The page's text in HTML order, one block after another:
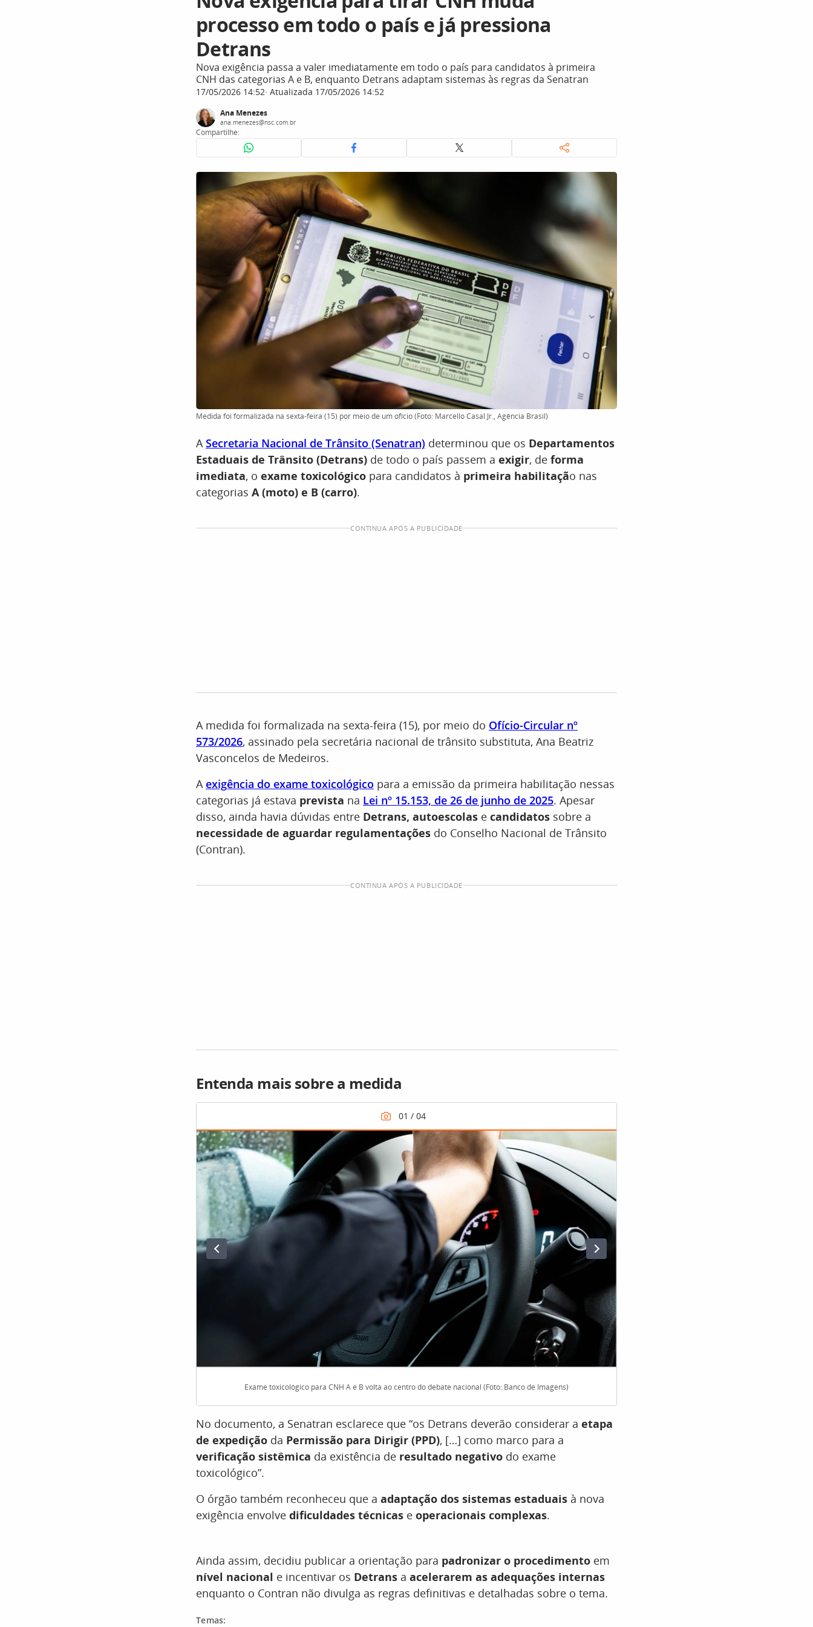
processo em todo o país e já pressiona
Detrans
Nova exigência passa a valer imediatamente em todo o país para candidatos à primeira
CNH das categorias A e B, enquanto Detrans adaptam sistemas às regras da Senatran
17/05/2026 14:52 Atualizada 17/05/2026 14:52
Ana Menezes
ana.menezes@nsc.com.br
Compartilhe:
Medida foi formalizada na sexta-feira (15) por meio de um ofício (Foto: Marcello Casal Jr., Agência Brasil)
ASecretaria Nacional de Trânsito (Senatran) determinou que os Departamentos
Estaduais de Trânsito (Detrans) de todo o país passem a exigir, de forma
imediata, o exame toxicológico para candidatos à primeira habilitação nas
categorias A (moto) e B (carro).
CONTINUA APÓS A PUBLICIDADE
A medida foi formalizada na sexta-feira (15), por meio do Ofício-Circular nº
573/2026, assinado pela secretária nacional de trânsito substituta, Ana Beatriz
Vasconcelos de Medeiros.
A exigência do exame toxicológico para a emissão da primeira habilitação nessas
categorias já estava prevista na Lei nº 15.153, de 26 de junho de 2025. Apesar
disso, ainda havia dúvidas entre Detrans, autoescolas e candidatos sobre a
necessidade de aguardar regulamentações do Conselho Nacional de Trânsito
(Contran).
CONTINUA APÓS A PUBLICIDADE
Entenda mais sobre a medida
Exame toxicológico para CNH A e B volta ao centro do debate nacional (Foto: Banco de Imagens)
No documento, a Senatran esclarece que “os Detrans deverão considerar a etapa
de expedição da Permissão para Dirigir (PPD), […] como marco para a
verificação sistêmica da existência de resultado negativo do exame
toxicológico”.
O órgão também reconheceu que a adaptação dos sistemas estaduais à nova
exigência envolve dificuldades técnicas e operacionais complexas.
Ainda assim, decidiu publicar a orientação para padronizar o procedimento em
nível nacional e incentivar os Detrans a acelerarem as adequações internas
enquanto o Contran não divulga as regras definitivas e detalhadas sobre o tema.
Temas: